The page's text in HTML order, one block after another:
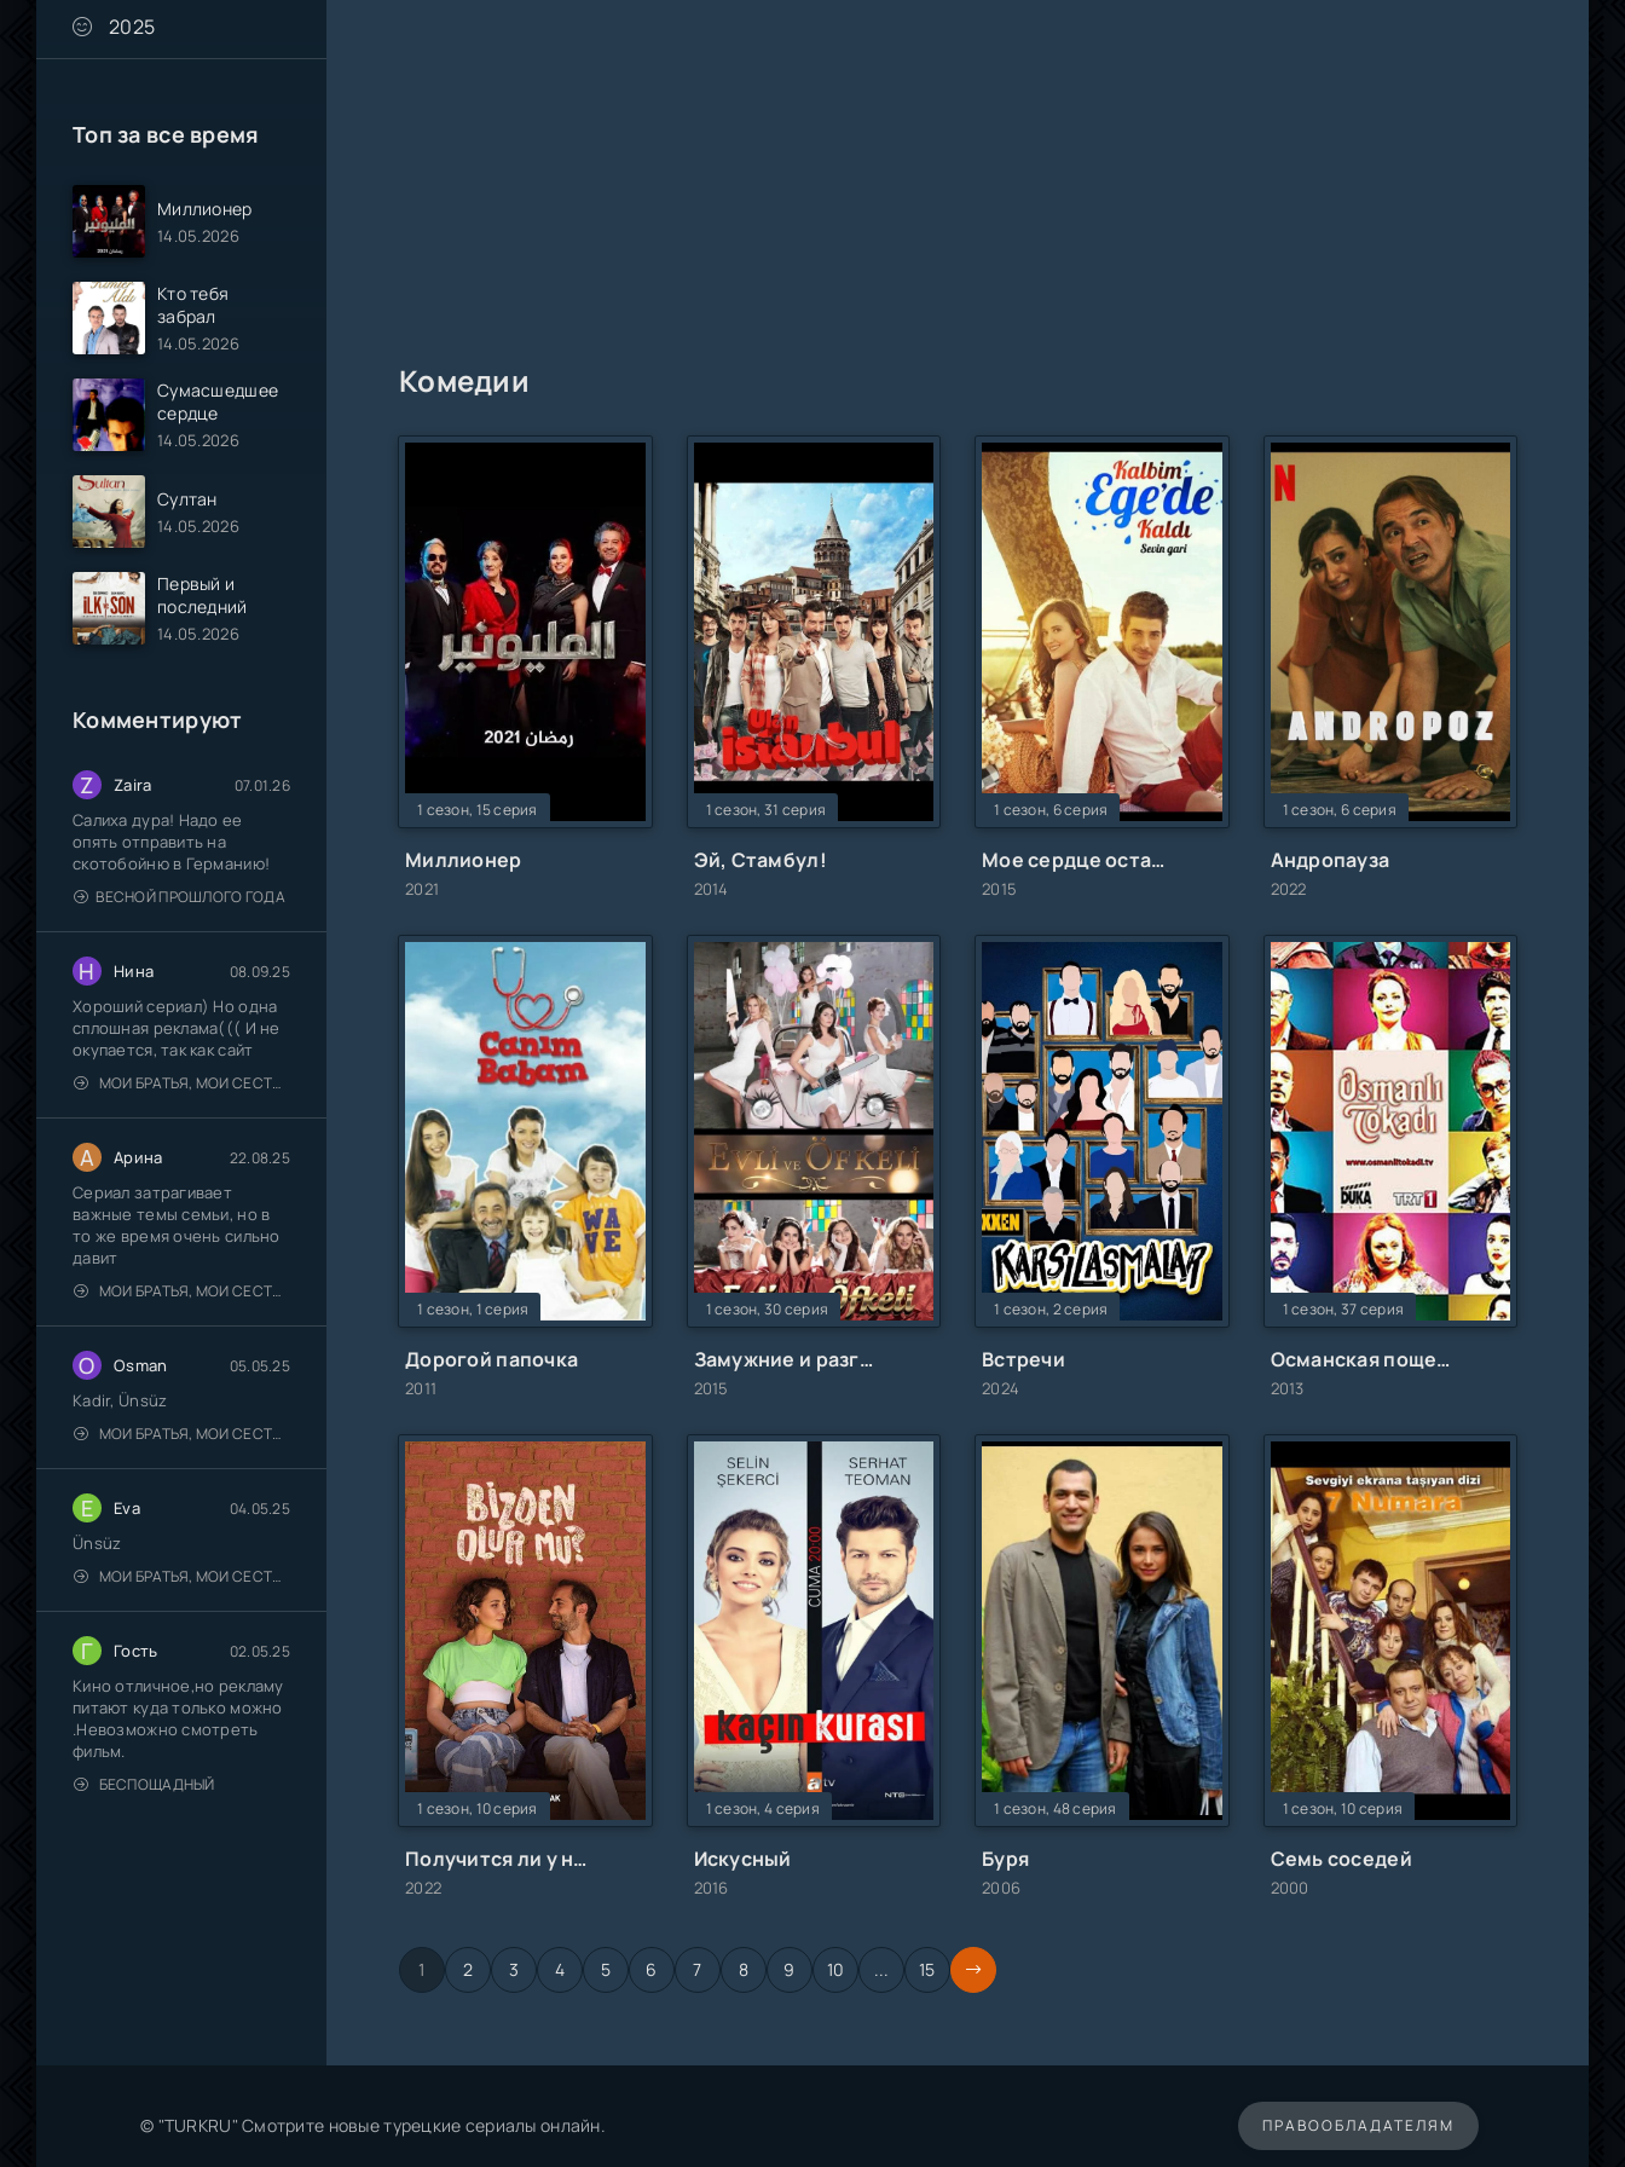
2025
Топ за все время
Миллионер
14.05.2026
Кто тебя
забрал
14.05.2026
Сумасшедшее
сердце
14.05.2026
Султан
14.05.2026
Первый и
последний
14.05.2026
Комментируют
Z Zaira 07.01.26
Салиха дура! Надо ее
опять отправить на
скотобойню в Германию!
ВЕСНОЙ ПРОШЛОГО ГОДА
Н Нина 08.09.25
Хороший сериал) Но одна
сплошная реклама((( И не
окупается, так как сайт
МОИ БРАТЬЯ, МОИ СЕСТРЫ
А Арина 22.08.25
Сериал затрагивает
важные темы семьи, но в
то же время очень сильно
давит
МОИ БРАТЬЯ, МОИ СЕСТРЫ
O Osman 05.05.25
Kadir, Ünsüz
МОИ БРАТЬЯ, МОИ СЕСТРЫ
E Eva 04.05.25
Ünsüz
МОИ БРАТЬЯ, МОИ СЕСТРЫ
Г Гость 02.05.25
Кино отличное,но рекламу
питают куда только можно
.Невозможно смотреть
фильм.
БЕСПОЩАДНЫЙ
Комедии
1 сезон, 15 серия
Миллионер
2021
1 сезон, 31 серия
Эй, Стамбул!
2014
1 сезон, 6 серия
Мое сердце осталось у Эгейского моря
2015
1 сезон, 6 серия
Андропауза
2022
1 сезон, 1 серия
Дорогой папочка
2011
1 сезон, 30 серия
Замужние и разгневанные
2015
1 сезон, 2 серия
Встречи
2024
1 сезон, 37 серия
Османская пощечина
2013
1 сезон, 10 серия
Получится ли у нас
2022
1 сезон, 4 серия
Искусный
2016
1 сезон, 48 серия
Буря
2006
1 сезон, 10 серия
Семь соседей
2000
1 2 3 4 5 6 7 8 9 10 ... 15
© "TURKRU" Смотрите новые турецкие сериалы онлайн. ПРАВООБЛАДАТЕЛЯМ